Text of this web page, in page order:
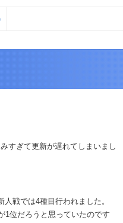
すぎて更新が遅れてしまいまし
戦では4種目行われました。
1位だろうと思っていたのです